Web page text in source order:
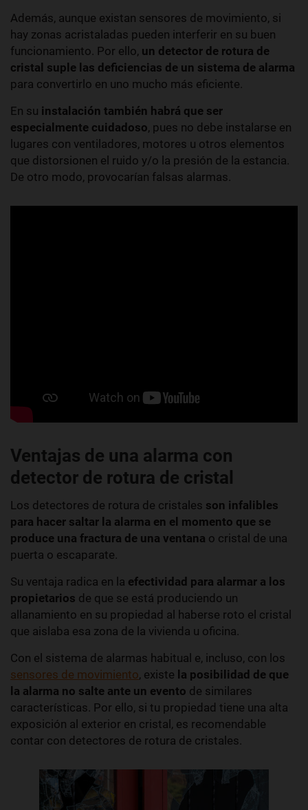
Además, aunque existan sensores de movimiento, si
hay zonas acristaladas pueden interferir en su buen
funcionamiento. Por ello, un detector de rotura de
cristal suple las deficiencias de un sistema de alarma
para convertirlo en uno mucho más eficiente.
En su instalación también habrá que ser
especialmente cuidadoso, pues no debe instalarse en
lugares con ventiladores, motores u otros elementos
que distorsionen el ruido y/o la presión de la estancia.
De otro modo, provocarían falsas alarmas.
Ventajas de una alarma con
detector de rotura de cristal
Los detectores de rotura de cristales son infalibles
para hacer saltar la alarma en el momento que se
produce una fractura de una ventana o cristal de una
puerta o escaparate.
Su ventaja radica en la efectividad para alarmar a los
propietarios de que se está produciendo un
allanamiento en su propiedad al haberse roto el cristal
que aislaba esa zona de la vivienda u oficina.
Con el sistema de alarmas habitual e, incluso, con los
sensores de movimiento, existe la posibilidad de que
la alarma no salte ante un evento de similares
características. Por ello, si tu propiedad tiene una alta
exposición al exterior en cristal, es recomendable
contar con detectores de rotura de cristales.